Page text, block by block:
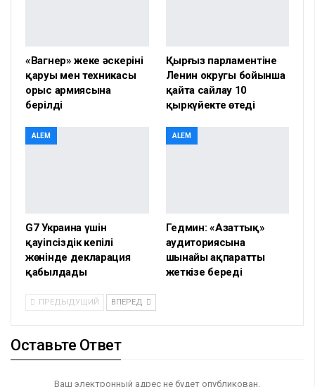
«Вагнер» жеке әскерінің
қаруы мен техникасы
орыс армиясына
берілді
Қырғыз парламентіне
Ленин округы бойынша
қайта сайлау 10
қыркүйекте өтеді
ALEM
G7 Украина үшін
қауіпсіздік кепілі
жөнінде декларация
қабылдады
ALEM
Гедмин: «Азаттық»
аудиториясына
шынайы ақпаратты
жеткізе береді
ПРЕДЫДУЩИЙ ВПЕРЕД
Оставьте Ответ
Ваш электронный адрес не будет опубликован.